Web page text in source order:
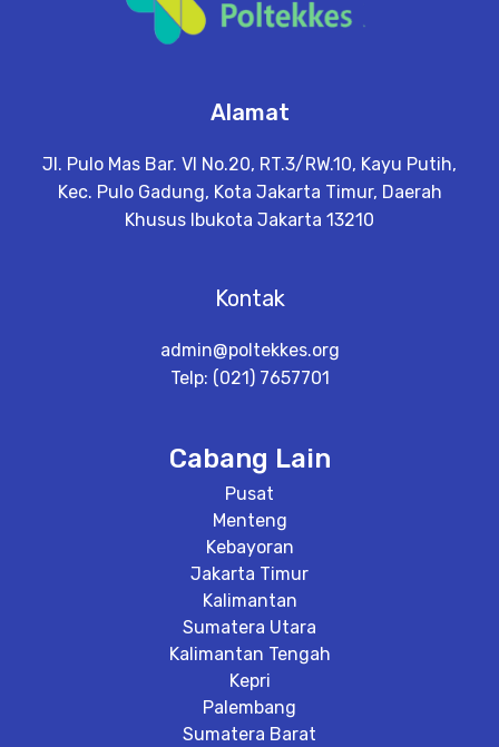
Alamat
Jl. Pulo Mas Bar. VI No.20, RT.3/RW.10, Kayu Putih,
Kec. Pulo Gadung, Kota Jakarta Timur, Daerah
Khusus Ibukota Jakarta 13210
Kontak
admin@poltekkes.org
Telp: (021) 7657701
Cabang Lain
Pusat
Menteng
Kebayoran
Jakarta Timur
Kalimantan
Sumatera Utara
Kalimantan Tengah
Kepri
Palembang
Sumatera Barat